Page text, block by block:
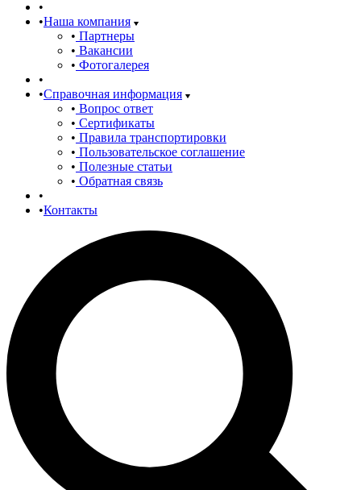
Наша компания
Партнеры
Вакансии
Фотогалерея
Справочная информация
Вопрос ответ
Сертификаты
Правила транспортировки
Пользовательское соглашение
Полезные статьи
Обратная связь
Контакты